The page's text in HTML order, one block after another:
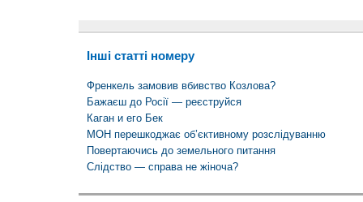
Інші статті номеру
Френкель замовив вбивство Козлова?
Бажаєш до Росії — реєструйся
Каган и его Бек
МОН перешкоджає об’єктивному розслідуванню
Повертаючись до земельного питання
Слідство — справа не жіноча?